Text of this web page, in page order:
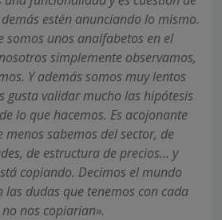
estén anunciando lo mismo.
somos unos analfabetos en el
simplemente observamos,
Y además somos muy lentos
gusta validar mucho las hipótesis
lo que hacemos. Es acojonante
menos sabemos del sector, de
de estructura de precios… y
copiando. Decimos el mundo
las dudas que tenemos con cada
nos copiarían».